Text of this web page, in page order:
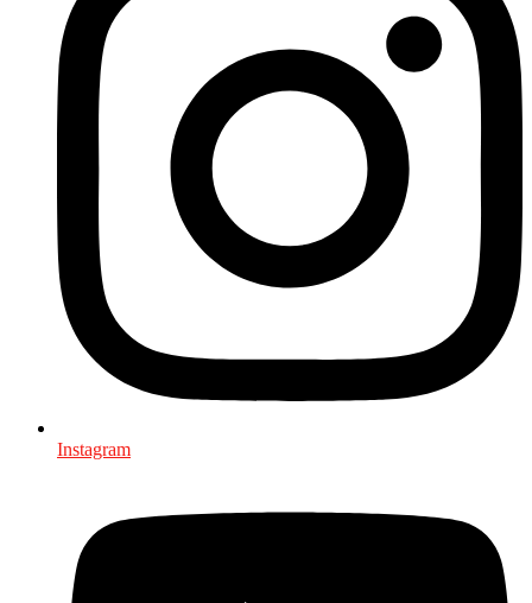
Instagram